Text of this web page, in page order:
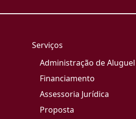
Serviços
Administração de Aluguel
Financiamento
Assessoria Jurídica
Proposta